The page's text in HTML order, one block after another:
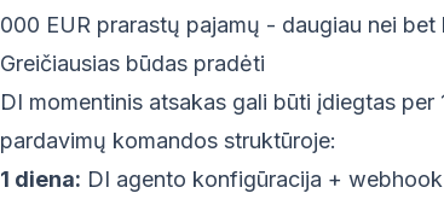
000 EUR prarastų pajamų - daugiau nei
Greičiausias būdas pradėti
DI momentinis atsakas gali būti įdiegtas
pardavimų komandos struktūroje:
1 diena: DI agento konfigūracija +